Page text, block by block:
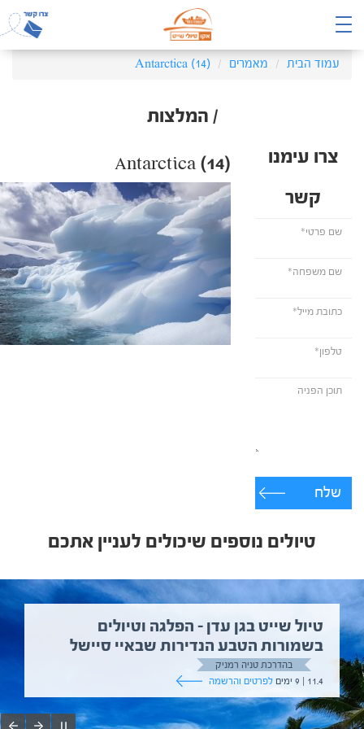
עמוד הבית מאמרים Antarctica (14)
/ המלצות
צרו עימנו
קשר
שלח
Antarctica (14)
טיולים נוספים שיכולים לעניין אתכם
טיול שייט בגן עדן – הפלגה וטיולים
בשמורות הטבע הנדירות שבאיי סיישל
בהדרכת טניה רמניק
11.4 | 9 ימים
לפרטים והרשמה